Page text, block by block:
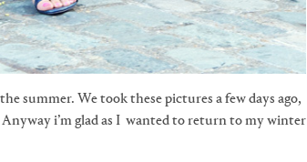
summer. We took these pictures a few days ago,
i’m glad as I wanted to return to my winter